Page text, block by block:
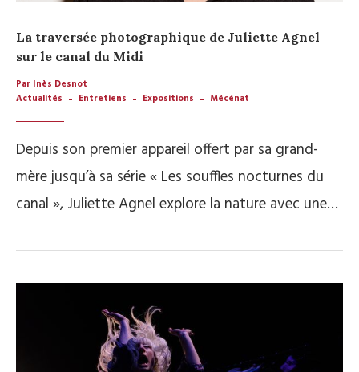
La traversée photographique de Juliette Agnel
sur le canal du Midi
Par Inès Desnot
Actualités
Entretiens Expositions Mécénat
Depuis son premier appareil offert par sa grand-
mère jusqu’à sa série « Les souffles nocturnes du
canal », Juliette Agnel explore la nature avec une…